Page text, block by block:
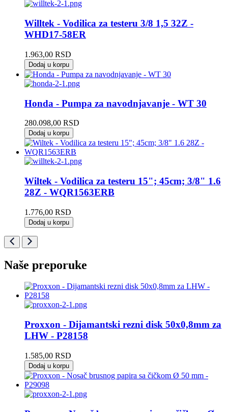
Willtek - Vodilica za testeru 3/8 1,5 32Z -
WHD17-58ER
1.963,00 RSD
Dodaj u korpu
Honda - Pumpa za navodnjavanje - WT 30
280.098,00 RSD
Dodaj u korpu
Wiltek - Vodilica za testeru 15"; 45cm; 3/8" 1.6
28Z - WQR1563ERB
1.776,00 RSD
Dodaj u korpu
Naše preporuke
Proxxon - Dijamantski rezni disk 50x0,8mm za
LHW - P28158
1.585,00 RSD
Dodaj u korpu